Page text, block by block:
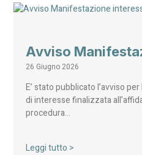
Avviso
26 Giugno 2026
E’ stato pubblicato l’avviso
di interesse finalizzata
procedura…
Leggi tutto >